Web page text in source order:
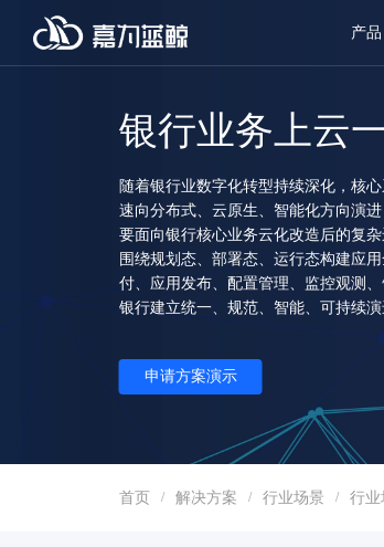
产品
银行业务上云
随着银行业数字化转型持续深化，核
速向分布式、云原生、智能化方向演
要面向银行核心业务云化改造后的复
围绕规划态、部署态、运行态构建应
付、应用发布、配置管理、监控观测
银行建立统一、规范、智能、可持续演
申请方案演示
首页 / 解决方案 / 行业场景 / 行业